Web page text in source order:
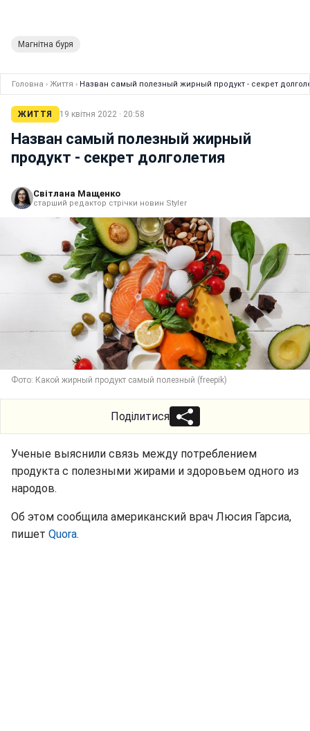
Магнітна буря
Головна › Життя › Назван самый полезный жирный продукт - секрет
ЖИТТЯ 19 квітня 2022 · 20:58
Назван самый полезный жирный
продукт - секрет долголетия
Світлана Мащенко
старший редактор стрічки новин Styler
Фото: Какой жирный продукт самый полезный (freepik)
Поділитися
Ученые выяснили связь между потреблением
продукта с полезными жирами и здоровьем одного из
народов.
Об этом сообщила американский врач Люсия Гарсиа,
пишет Quora.